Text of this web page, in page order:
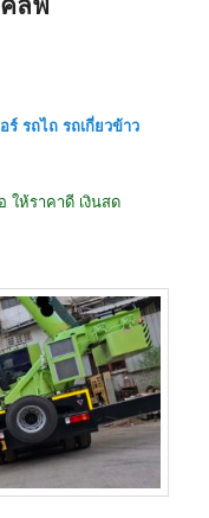
รถไถ รถเกี่ยวข้าว
ห้ราคาดี เงินสด